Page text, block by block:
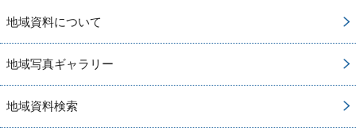
地域資料について
地域写真ギャラリー
地域資料検索